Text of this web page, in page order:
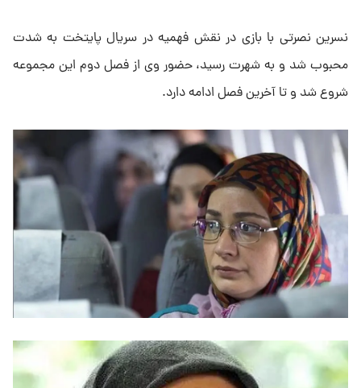
نسرین نصرتی با بازی در نقش فهمیه در سریال پایتخت به شدت
محبوب شد و به شهرت رسید، حضور وی از فصل دوم این مجموعه
شروع شد و تا آخرین فصل ادامه دارد.